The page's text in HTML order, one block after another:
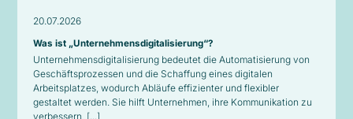
20.07.2026
Was ist „Unternehmensdigitalisierung“?
Unternehmensdigitalisierung bedeutet die Automatisierung von
Geschäftsprozessen und die Schaffung eines digitalen
Arbeitsplatzes, wodurch Abläufe effizienter und flexibler
gestaltet werden. Sie hilft Unternehmen, ihre Kommunikation zu
verbessern, [...]